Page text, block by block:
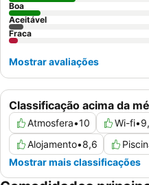
Classificação acima da
Atmosfera•10 Wi-fi•
Alojamento•8,6
Mostrar mais classificações
Boa
Aceitável
Fraca
Mostrar avaliações